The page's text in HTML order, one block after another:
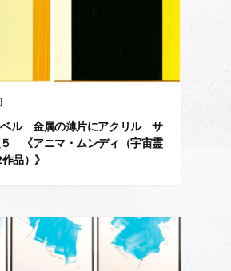
ベル 金属の薄片にアクリル サ
《アニマ・ムンディ（宇宙霊
品）》